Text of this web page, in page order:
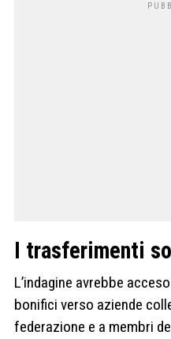
I trasferimenti
L’indagine avrebbe
bonifici verso aziende
federazione e a membri